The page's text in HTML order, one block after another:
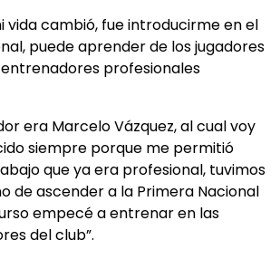
vida cambió, fue introducirme en el
puede aprender de los jugadores
profesionales
era Marcelo Vázquez, al cual voy
siempre porque me permitió
que ya era profesional, tuvimos
de ascender a la Primera Nacional
empecé a entrenar en las
del club”.